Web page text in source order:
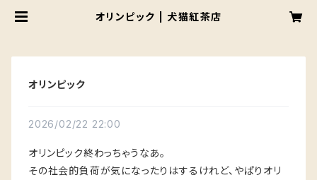
オリンピック | 犬猫紅茶店
オリンピック
2026/02/22 22:00
オリンピック終わっちゃうなあ。
その社会的負荷が気になったりはするけれど、やぱりオリ